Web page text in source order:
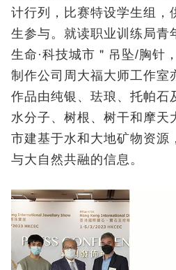
计行列，比赛特设学生组，
生参与。就读职业训练局青
生命·科技城市＂吊坠/胸针
制作公司周大福大师工作室
作品由纯银、珐琅、托帕石
水分子、树根、树干和摩天
市建基于水和大地矿物资源
与大自然共融的信息。